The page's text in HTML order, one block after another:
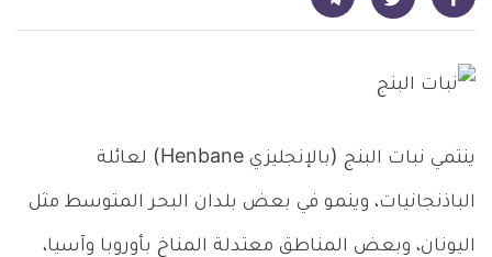
ينتمي نبات البنج (بالإنجليزي Henbane) لعائلة
الباذنجانيات، وينمو في بعض بلدان البحر المتوسط مثل
اليونان، وبعض المناطق معتدلة المناخ بأوروبا وآسيا،